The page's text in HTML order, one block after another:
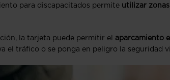
para discapacitados permite utilizar
la tarjeta puede permitir el aparcamiento
el tráfico o se ponga en peligro la seguridad